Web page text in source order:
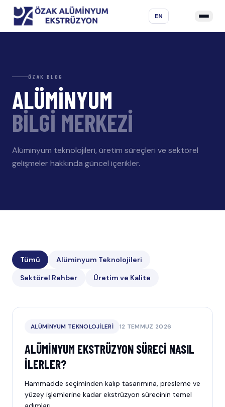
EN
ÖZAK BLOG
ALÜMİNYUM
BİLGİ MERKEZİ
Alüminyum teknolojileri, üretim süreçleri ve sektörel
gelişmeler hakkında güncel içerikler.
Tümü
Alüminyum Teknolojileri
Sektörel Rehber
Üretim ve Kalite
ALÜMINYUM TEKNOLOJILERI 12 TEMMUZ 2026
ALÜMINYUM EKSTRÜZYON SÜRECI NASIL
İLERLER?
Hammadde seçiminden kalıp tasarımına, presleme ve
yüzey işlemlerine kadar ekstrüzyon sürecinin temel